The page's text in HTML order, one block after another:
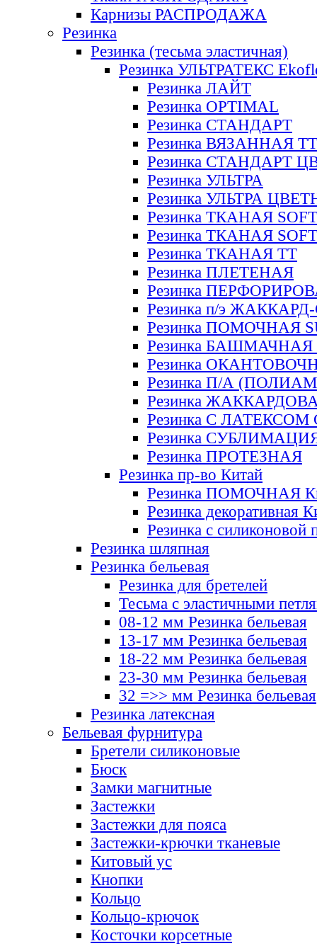
Карнизы РАСПРОДАЖА
Резинка
Резинка (тесьма эластичная)
Резинка УЛЬТРАТЕКС
Резинка ЛАЙТ
Резинка OPTIMAL
Резинка СТАНДАРТ
Резинка ВЯЗАННАЯ ТТ
Резинка СТАНДАРТ
Резинка УЛЬТРА
Резинка УЛЬТРА
Резинка ТКАНАЯ SOFT
Резинка ТКАНАЯ
Резинка ТКАНАЯ ТТ
Резинка ПЛЕТЕНАЯ
Резинка
Резинка п/э
Резинка ПОМОЧНАЯ
Резинка БАШМАЧНАЯ
Резинка
Резинка П/А
Резинка
Резинка С ЛАТЕКСОМ
Резинка
Резинка ПРОТЕЗНАЯ
Резинка пр-во Китай
Резинка ПОМОЧНАЯ
Резинка декоративная
Резинка с силиконовой
Резинка шляпная
Резинка бельевая
Резинка для бретелей
Тесьма с эластичными
08-12 мм Резинка бельевая
13-17 мм Резинка бельевая
18-22 мм Резинка бельевая
23-30 мм Резинка бельевая
32 =>> мм Резинка бельевая
Резинка латексная
Бельевая фурнитура
Бретели силиконовые
Бюск
Замки магнитные
Застежки
Застежки для пояса
Застежки-крючки тканевые
Китовый ус
Кнопки
Кольцо
Кольцо-крючок
Косточки корсетные